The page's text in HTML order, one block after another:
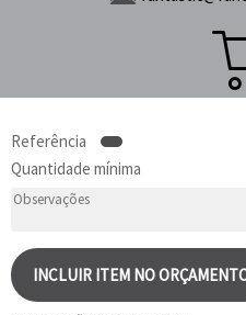
Referência
Quantidade mínima
INCLUIR ITEM NO